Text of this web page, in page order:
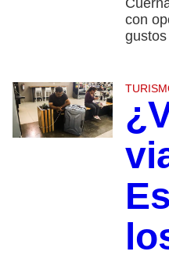
con
gustos